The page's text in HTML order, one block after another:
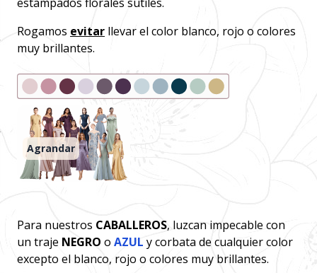
Rogamos evitar llevar el color blanco, rojo o colores
muy brillantes.
Agrandar
Para nuestros CABALLEROS, luzcan impecable con
un traje NEGRO o AZUL y corbata de cualquier color
excepto el blanco, rojo o colores muy brillantes.